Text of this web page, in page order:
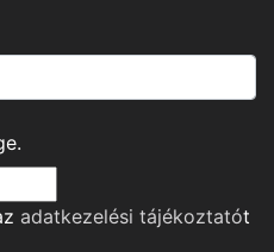
adatkezelési tájékoztatót